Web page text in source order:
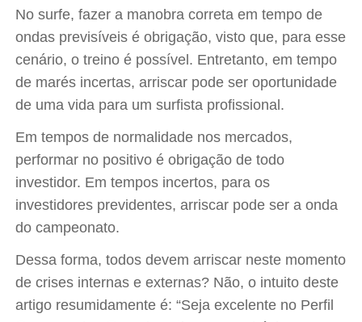
No surfe, fazer a manobra correta em tempo de
ondas previsíveis é obrigação, visto que, para esse
cenário, o treino é possível. Entretanto, em tempo
de marés incertas, arriscar pode ser oportunidade
de uma vida para um surfista profissional.
Em tempos de normalidade nos mercados,
performar no positivo é obrigação de todo
investidor. Em tempos incertos, para os
investidores previdentes, arriscar pode ser a onda
do campeonato.
Dessa forma, todos devem arriscar neste momento
de crises internas e externas? Não, o intuito deste
artigo resumidamente é: “Seja excelente no Perfil